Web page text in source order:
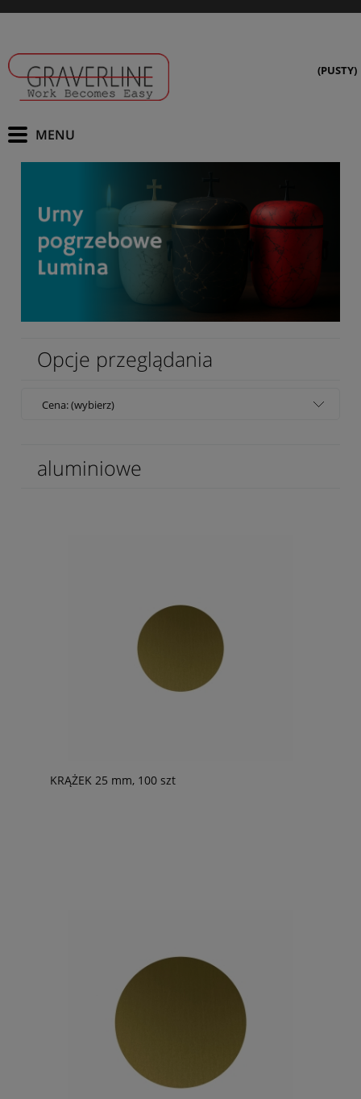
(PUSTY)
Opcje przeglądania
Cena: (wybierz)
aluminiowe
KRĄŻEK 25 mm, 100 szt